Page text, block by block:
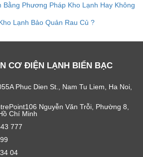
Bằng Phương Pháp Kho Lạnh Hay Không
Lạnh Bảo Quản Rau Củ ?
CƠ ĐIỆN LẠNH BIỂN BẠC
Phuc Dien St., Nam Tu Liem, Ha Noi,
Nguyễn Văn Trỗi, Phường 8,
Chí Minh
777
04